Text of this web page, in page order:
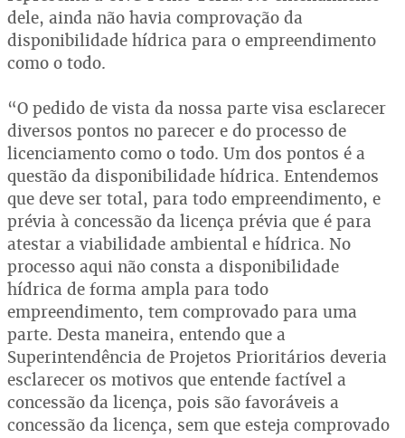
dele, ainda não havia comprovação da
disponibilidade hídrica para o empreendimento
como o todo.
“O pedido de vista da nossa parte visa esclarecer
diversos pontos no parecer e do processo de
licenciamento como o todo. Um dos pontos é a
questão da disponibilidade hídrica. Entendemos
que deve ser total, para todo empreendimento, e
prévia à concessão da licença prévia que é para
atestar a viabilidade ambiental e hídrica. No
processo aqui não consta a disponibilidade
hídrica de forma ampla para todo
empreendimento, tem comprovado para uma
parte. Desta maneira, entendo que a
Superintendência de Projetos Prioritários deveria
esclarecer os motivos que entende factível a
concessão da licença, pois são favoráveis a
concessão da licença, sem que esteja comprovado